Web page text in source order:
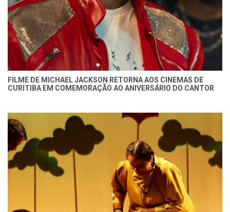
FILME DE MICHAEL JACKSON RETORNA AOS CINEMAS DE
CURITIBA EM COMEMORAÇÃO AO ANIVERSÁRIO DO CANTOR